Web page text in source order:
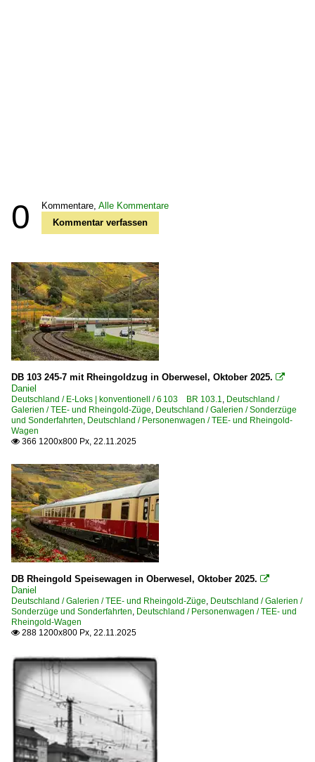
0 Kommentare, Alle Kommentare
Kommentar verfassen
DB 103 245-7 mit Rheingoldzug in Oberwesel, Oktober 2025. 
Daniel
Deutschland / E-Loks | konventionell / 6 103 BR 103.1, Deutschland /
Galerien / TEE- und Rheingold-Züge, Deutschland / Galerien / Sonderzüge
und Sonderfahrten, Deutschland / Personenwagen / TEE- und Rheingold-
Wagen
 366 1200x800 Px, 22.11.2025
DB Rheingold Speisewagen in Oberwesel, Oktober 2025. 
Daniel
Deutschland / Galerien / TEE- und Rheingold-Züge, Deutschland / Galerien /
Sonderzüge und Sonderfahrten, Deutschland / Personenwagen / TEE- und
Rheingold-Wagen
 288 1200x800 Px, 22.11.2025